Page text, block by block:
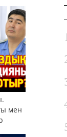
мен